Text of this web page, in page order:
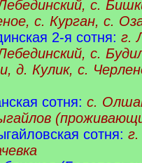
с.
с. Курган, с.
2-я сотня: г.
с.
д. Кулик, с.
сотня: с.
сотня: